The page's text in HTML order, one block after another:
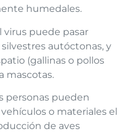
humedales.
virus puede pasar
autóctonas, y
(gallinas o pollos
mascotas.
personas pueden
o materiales el
de aves